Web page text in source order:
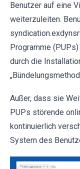
Benutzer auf eine
weiterzuleiten.
Programme
durch die
Außer, dass sie
PUPs störende
kontinuierlich
System des